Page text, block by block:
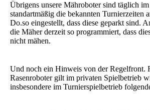
Übrigens unsere Mähroboter sind täglich
standartmäßig die bekannten Turnierzeiten
Do.so eingestellt, dass diese geparkt sind.
die Mäher derzeit so programmiert, dass
nicht mähen.
Und noch ein Hinweis von der Regelfront.
Rasenroboter gilt im privaten Spielbetrieb
insbesondere im Turnierspielbetrieb